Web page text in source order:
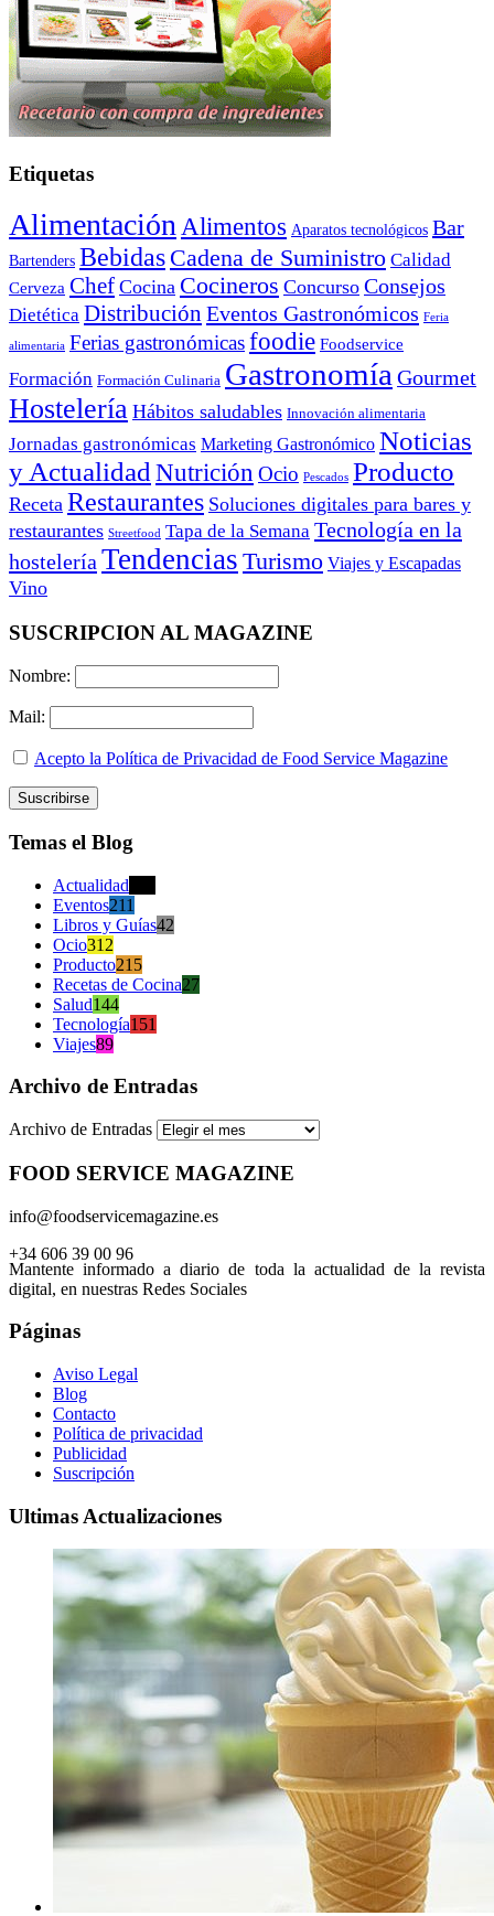
Etiquetas
Alimentación Alimentos Aparatos tecnológicos Bar
Bartenders Bebidas Cadena de Suministro Calidad
Cerveza Chef Cocina Cocineros Concurso Consejos
Dietética Distribución Eventos Gastronómicos Feria
alimentaria Ferias gastronómicasfoodie Foodservice
Formación Formación Culinaria Gastronomía Gourmet
Hostelería Hábitos saludables Innovación alimentaria
Jornadas gastronómicas Marketing Gastronómico Noticias
y Actualidad Nutrición Ocio Pescados Producto
Receta Restaurantes Soluciones digitales para bares y
restaurantes Streetfood Tapa de la Semana Tecnología en la
hostelería Tendencias Turismo Viajes y Escapadas
Vino
SUSCRIPCION AL MAGAZINE
Nombre:
Mail:
Acepto la Política de Privacidad de Food Service Magazine
Temas el Blog
Actualidad
Eventos211
Libros y Guías42
Ocio312
Producto215
Recetas de Cocina27
Salud144
Tecnología151
Viajes89
Archivo de Entradas
Archivo de Entradas
FOOD SERVICE MAGAZINE
info@foodservicemagazine.es
+34 606 39 00 96
Mantente informado a diario de toda la actualidad de la revista
digital, en nuestras Redes Sociales
Páginas
Aviso Legal
Blog
Contacto
Política de privacidad
Publicidad
Suscripción
Ultimas Actualizaciones